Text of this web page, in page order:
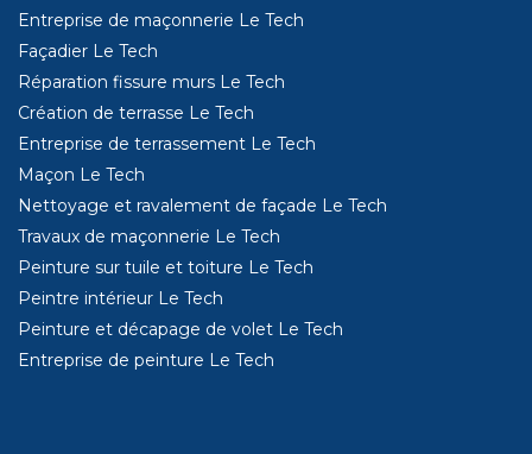
Entreprise de maçonnerie Le Tech
Façadier Le Tech
Réparation fissure murs Le Tech
Création de terrasse Le Tech
Entreprise de terrassement Le Tech
Maçon Le Tech
Nettoyage et ravalement de façade Le Tech
Travaux de maçonnerie Le Tech
Peinture sur tuile et toiture Le Tech
Peintre intérieur Le Tech
Peinture et décapage de volet Le Tech
Entreprise de peinture Le Tech